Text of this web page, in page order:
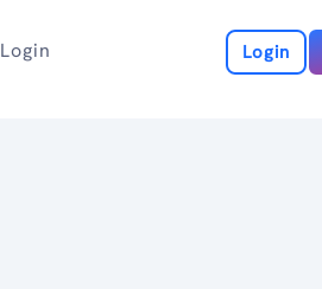
Login Login